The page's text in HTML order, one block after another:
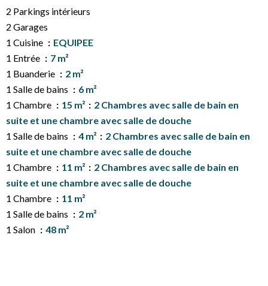
2 Parkings intérieurs
2 Garages
1 Cuisine
EQUIPEE
1 Entrée
7 m²
1 Buanderie
2 m²
1 Salle de bains
6 m²
1 Chambre
15 m²
2 Chambres avec salle de bain en
suite et une chambre avec salle de douche
1 Salle de bains
4 m²
2 Chambres avec salle de bain en
suite et une chambre avec salle de douche
1 Chambre
11 m²
2 Chambres avec salle de bain en
suite et une chambre avec salle de douche
1 Chambre
11 m²
1 Salle de bains
2 m²
1 Salon
48 m²